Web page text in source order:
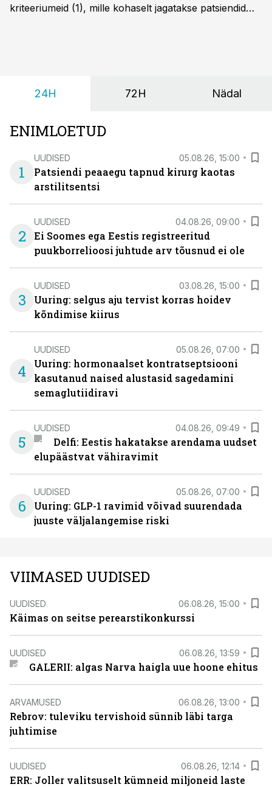
kriteeriumeid (1), mille kohaselt jagatakse patsiendid
24H 72H Nädal
ENIMLOETUD
1
UUDISED 05.08.26, 15:00
Patsiendi peaaegu tapnud kirurg kaotas
arstilitsentsi
2
UUDISED 04.08.26, 09:00
Ei Soomes ega Eestis registreeritud
puukborrelioosi juhtude arv tõusnud ei ole
3
UUDISED 03.08.26, 15:00
Uuring: selgus aju tervist korras hoidev
kõndimise kiirus
4
UUDISED 05.08.26, 07:00
Uuring: hormonaalset kontratseptsiooni
kasutanud naised alustasid sagedamini
semaglutiidiravi
5
UUDISED 04.08.26, 09:49
Delfi: Eestis hakatakse arendama uudset
elupäästvat vähiravimit
6
UUDISED 05.08.26, 07:00
Uuring: GLP-1 ravimid võivad suurendada
juuste väljalangemise riski
VIIMASED UUDISED
UUDISED 06.08.26, 15:00
Käimas on seitse perearstikonkurssi
UUDISED 06.08.26, 13:59
GALERII: algas Narva haigla uue hoone ehitus
ARVAMUSED 06.08.26, 13:00
Rebrov: tuleviku tervishoid sünnib läbi targa
juhtimise
UUDISED 06.08.26, 12:14
ERR: Joller valitsuselt kümneid miljoneid laste